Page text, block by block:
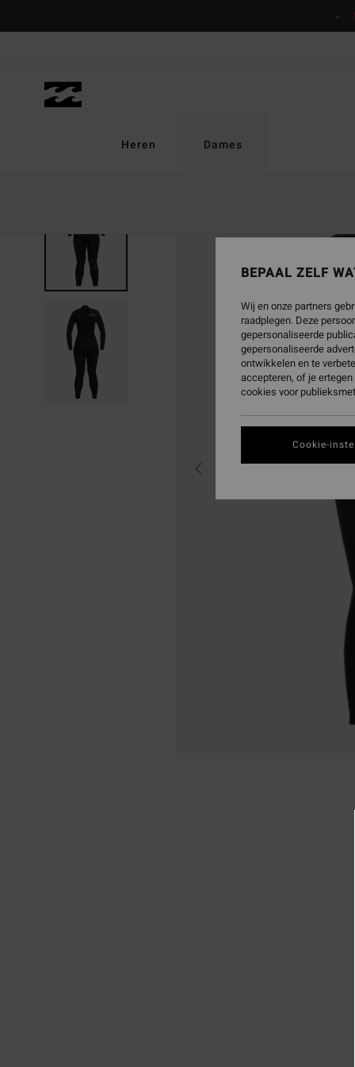
Heren Dames
BEPAAL ZELF
Wij en onze partners
raadplegen. Deze
gepersonaliseerde
gepersonaliseerde
ontwikkelen en te
accepteren, of je
cookies voor
Cookie-